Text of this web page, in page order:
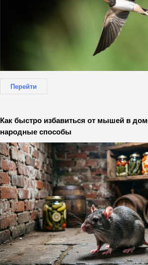
Перейти
Как быстро избавиться от мышей в
народные способы